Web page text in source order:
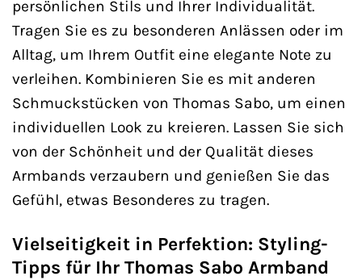
persönlichen Stils und Ihrer Individualität.
Tragen Sie es zu besonderen Anlässen oder im
Alltag, um Ihrem Outfit eine elegante Note zu
verleihen. Kombinieren Sie es mit anderen
Schmuckstücken von Thomas Sabo, um einen
individuellen Look zu kreieren. Lassen Sie sich
von der Schönheit und der Qualität dieses
Armbands verzaubern und genießen Sie das
Gefühl, etwas Besonderes zu tragen.
Vielseitigkeit in Perfektion: Styling-
Tipps für Ihr Thomas Sabo Armband